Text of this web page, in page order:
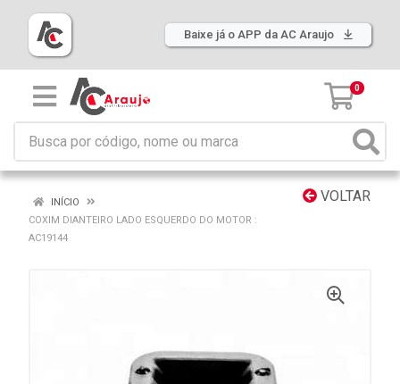
Baixe já o APP da AC Araujo
0
VOLTAR
INÍCIO
COXIM DIANTEIRO LADO ESQUERDO DO MOTOR :
AC19144